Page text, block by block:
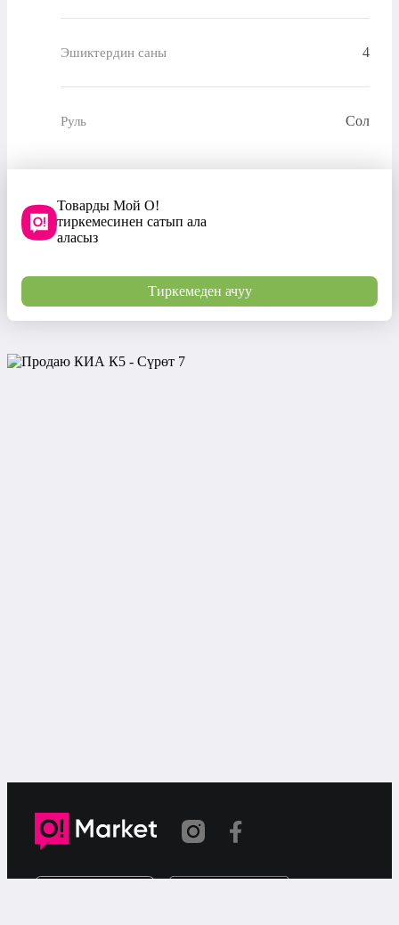
Эшиктердин саны 4
Руль Сол
Товарды Мой О!
тиркемесинен сатып ала
аласыз
Тиркемеден ачуу